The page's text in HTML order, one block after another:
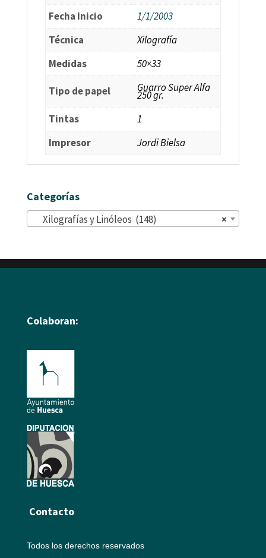
Fecha Inicio
1/1/2003
Técnica
Xilografía
Medidas
50×33
Tipo de papel Guarro Super Alfa
250 gr.
Tintas
1
Impresor
Jordi Bielsa
Categorías
×
Xilografías y Linóleos (148)
Colaboran:
Contacto
Todos los derechos reservados